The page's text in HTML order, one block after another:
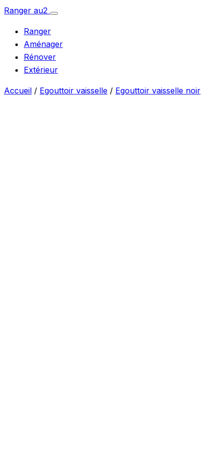
Aller
contenu
Ranger au2
Ouvrir
Ranger
Aménager
Rénover
Extérieur
Accueil / Egouttoir vaisselle / Egouttoir vaisselle noir